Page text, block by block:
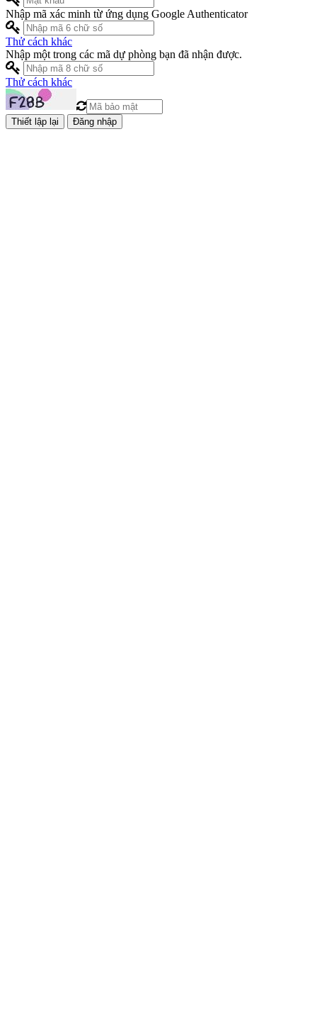
Nhập mã xác minh từ ứng dụng Google Authenticator
Thử cách khác
Nhập một trong các mã dự phòng bạn đã nhận được.
Thử cách khác
Đăng nhập